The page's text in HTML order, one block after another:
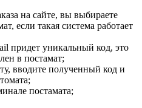
на сайте, вы выбираете
если такая система работает
придет уникальный код, это
в постамат;
вводите полученный код и
постамата;